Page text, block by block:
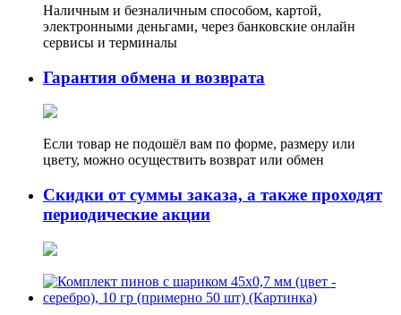
Наличным и безналичным способом, картой,
электронными деньгами, через банковские онлайн
сервисы и терминалы
Гарантия обмена и возврата
Если товар не подошёл вам по форме, размеру или
цвету, можно осуществить возврат или обмен
Скидки от суммы заказа, а также проходят
периодические акции